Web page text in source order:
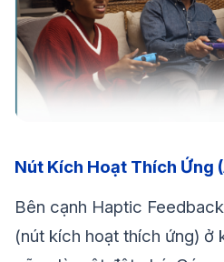
Nút Kích Hoạt Thích Ứng
Bên cạnh Haptic
(nút kích hoạt thích ứng) ở